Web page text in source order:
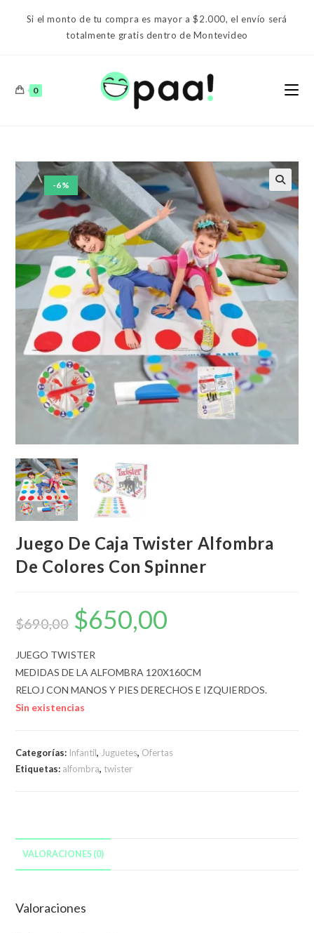
Si el monto de tu compra es mayor a $2.000, el envío será
totalmente gratis dentro de Montevideo
0
-6%
Juego De Caja Twister Alfombra
De Colores Con Spinner
$690,00
El
precio
original
$690,00.
$650,00
JUEGO TWISTER
MEDIDAS DE LA ALFOMBRA 120X160CM
RELOJ CON MANOS Y PIES DERECHOS E IZQUIERDOS.
Sin existencias
Categorías: Infantil, Juguetes, Ofertas
Etiquetas: alfombra, twister
VALORACIONES (0)
Valoraciones